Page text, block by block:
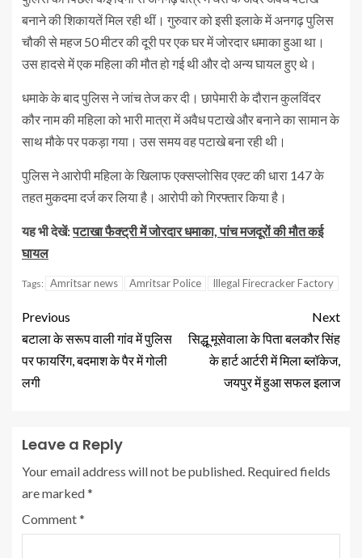
बनाने की शिकायतें मिल रही थीं। गुरुवार को इसी इलाके में अनगढ़ पुलिस
चौकी से महज 50 मीटर की दूरी पर एक घर में जोरदार धमाका हुआ था।
उस हादसे में एक महिला की मौत हो गई थी और दो अन्य घायल हुए थे।
धमाके के बाद पुलिस ने जांच तेज कर दी। छापेमारी के दौरान कुलविंदर
कौर नाम की महिला को भारी मात्रा में अवैध पटाखे और बनाने का सामान के
साथ मौके पर पकड़ा गया। उस समय वह पटाखे बना रही थी।
पुलिस ने आरोपी महिला के खिलाफ एक्सप्लोसिव एक्ट की धारा 147 के
तहत मुकदमा दर्ज कर लिया है। आरोपी को गिरफ्तार किया है।
यह भी देखें:पटाखा फैक्ट्री में जोरदार धमाका, पांच मजदूरों की मौत कई
घायल
Tags: Amritsar news Amritsar Police Illegal Firecracker Factory
Previous
बटाला के सरूप वाली गांव में पुलिस
पर फायरिंग, बदमाश के पैर में गोली
लगी
Next
सिद्धू मूसेवाला के पिता बलकौर सिंह
के हार्ट आर्टरी में मिला ब्लॉकेज,
जयपुर में हुआ सफल इलाज
Leave a Reply
Your email address will not be published. Required fields
are marked*
Comment*